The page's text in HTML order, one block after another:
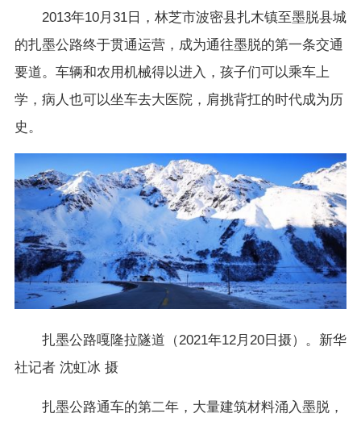
2013年10月31日，林芝市波密县扎木镇至墨脱县城
的扎墨公路终于贯通运营，成为通往墨脱的第一条交通
要道。车辆和农用机械得以进入，孩子们可以乘车上
学，病人也可以坐车去大医院，肩挑背扛的时代成为历
史。
扎墨公路嘎隆拉隧道（2021年12月20日摄）。新华
社记者 沈虹冰 摄
扎墨公路通车的第二年，大量建筑材料涌入墨脱，